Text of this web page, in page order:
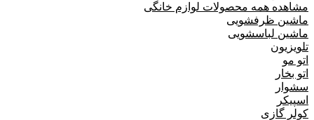
مشاهده همه محصولات لوازم خانگی
ماشین ظرفشویی
ماشین لباسشویی
تلویزیون
اتو مو
اتو بخار
سشوار
اسپیکر
کولر گازی